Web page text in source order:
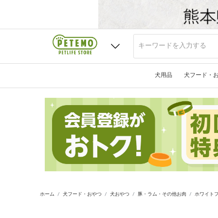
犬用品 犬フード・
ホーム 犬フード・おやつ 犬おやつ 豚・ラム・その他お肉 ホワイト